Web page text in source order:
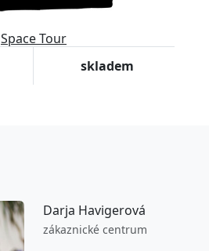
Space Tour
skladem
Darja Havigerová
zákaznické centrum